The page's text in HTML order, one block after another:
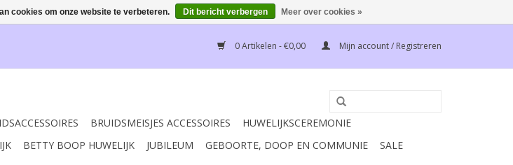
0 Artikelen - €0,00 Mijn account / Registreren
BRUIDSMEISJES ACCESSOIRES
HUWELIJKSCEREMONIE
BETTY BOOP HUWELIJK JUBILEUM GEBOORTE, DOOP EN COMMUNIE SALE
cookies om onze website te verbeteren. Dit bericht verbergen Meer over cookies »